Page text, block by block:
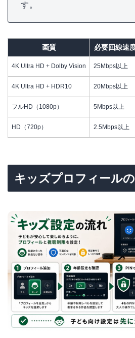
す。
画質 必要回線速
4K Ultra HD + Dolby Vision 25Mbps以上
4K Ultra HD + HDR10 20Mbps以上
フルHD（1080p） 5Mbps以上
HD（720p） 2.5Mbps以上
キッズプロフィール